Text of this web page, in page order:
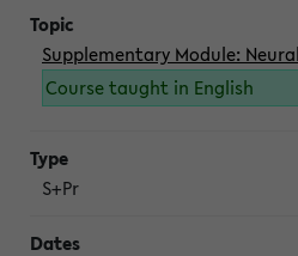
Supplementary Module:
Course taught in English
S+Pr